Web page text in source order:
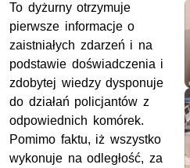
To dyżurny otrzymuje
pierwsze informacje o
zaistniałych zdarzeń i na
podstawie doświadczenia i
zdobytej wiedzy dysponuje
do działań policjantów z
odpowiednich komórek.
Pomimo faktu, iż wszystko
wykonuje na odległość, za